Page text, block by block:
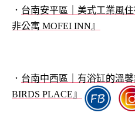
． 台南安平區｜美式工業風
非公寓 MOFEI INN』
． 台南中西區｜有浴缸的溫
BIRDS PLACE』